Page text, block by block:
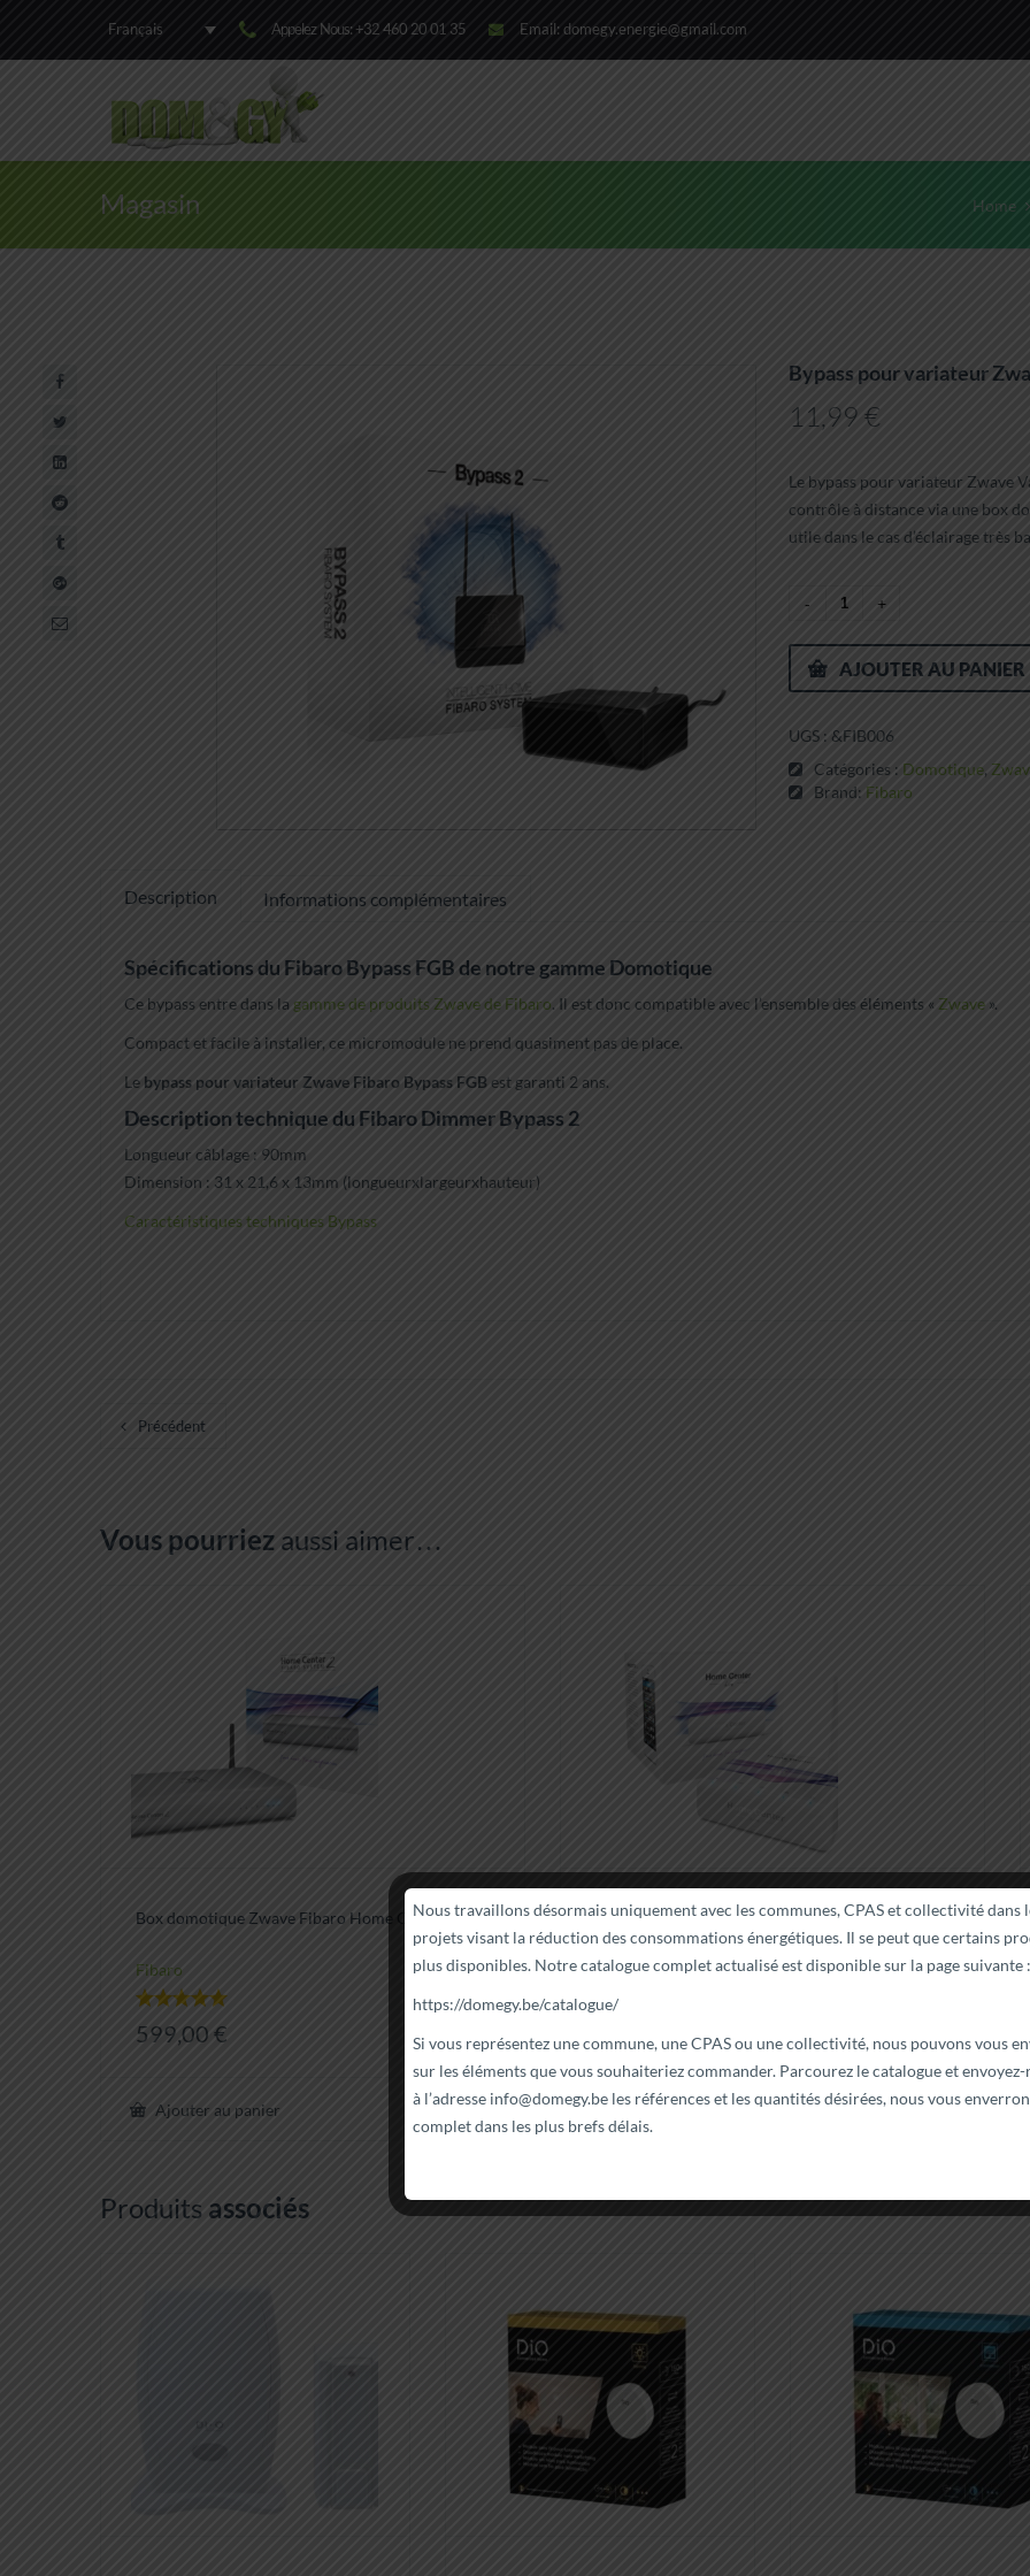
Français Appelez Nous: +32 460 20 01 35 Email: domegy.energie@gmail.com
Magasin Home
Bypass pour variateur
11,99€
Le bypass pour variateur Zwave
contrôle à distance via une box
utile dans le cas d’éclairage très
AJOUTER AU PANIER
UGS :&FIB006
Catégories : Domotique,
Brand: Fibaro
Description Informations complémentaires
Spécifications du Fibaro Bypass FGB de notre gamme Domotique
Ce bypass entre dans la gamme de produits Zwave de Fibaro. Il est donc compatible avec l’ensemble des éléments « Zwave ».
Compact et facile à installer, ce micromodule ne prend quasiment pas de place.
Le bypass pour variateur Zwave Fibaro Bypass FGB est garanti 2 ans.
Description technique du Fibaro Dimmer Bypass 2
Longueur câblage : 90mm
Dimension : 31 x 21,6 x 13mm (longueurxlargeurxhauteur)
Caractéristiques techniques Bypass
Précédent
Vous pourriez aussi aimer…
Box domotique Zwave Fibaro Home Center 2
Fibaro
5.00
599,00 €
Ajouter au panier Détails
Box domotique Zwave Fibaro Home Center Lite
Fibaro
279,00
Ajouter au panier Détails
Produits associés
Nous travaillons désormais uniquement avec les communes, CPAS et collectivité dans
projets visant la réduction des consommations énergétiques. Il se peut que certains
plus disponibles. Notre catalogue complet actualisé est disponible sur la page suivante :
https://domegy.be/catalogue/
Si vous représentez une commune, une CPAS ou une collectivité, nous pouvons vous
sur les éléments que vous souhaiteriez commander. Parcourez le catalogue et
à l’adresse info@domegy.be les références et les quantités désirées, nous vous
complet dans les plus brefs délais.